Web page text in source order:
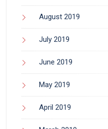
August 2019
July 2019
June 2019
May 2019
April 2019